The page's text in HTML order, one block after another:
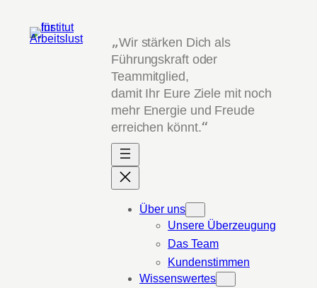
Inhalt
springen
„Wir stärken Dich als
Führungskraft oder
Teammitglied,
damit Ihr Eure Ziele mit noch
mehr Energie und Freude
erreichen könnt.“
Über uns
Unsere Überzeugung
Das Team
Kundenstimmen
Wissenswertes